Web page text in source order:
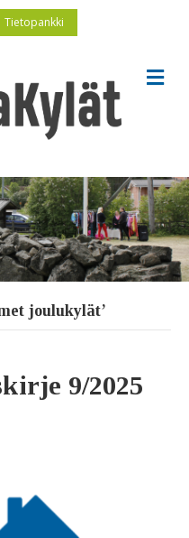
Tietopankki
V
a
o
joulukylät’
9/2025